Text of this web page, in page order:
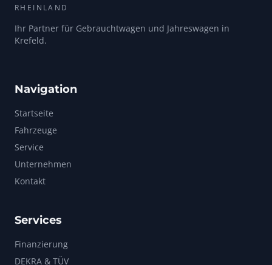
RHEINLAND
Ihr Partner für Gebrauchtwagen und Jahreswagen in
Krefeld.
Navigation
Startseite
Fahrzeuge
Service
Unternehmen
Kontakt
Services
Finanzierung
DEKRA & TÜV